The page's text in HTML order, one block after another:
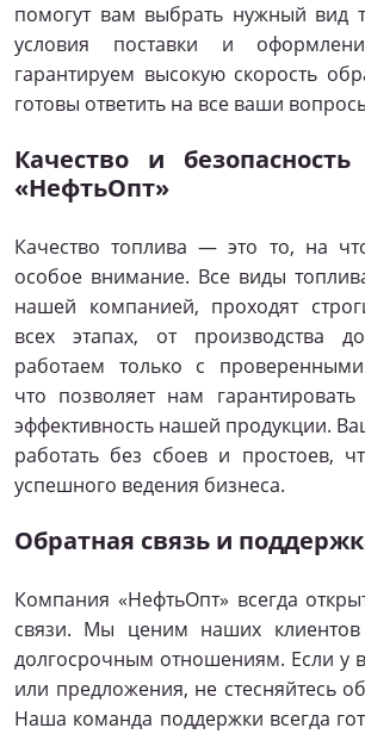
помогут вам выбрать нужный вид
условия поставки и
гарантируем высокую скорость
готовы ответить на все ваши
Качество и
«НефтьОпт»
Качество топлива — это то, на
особое внимание. Все виды
нашей компанией, проходят
всех этапах, от производства
работаем только с
что позволяет нам гарантировать
эффективность нашей продукции.
работать без сбоев и простоев,
успешного ведения бизнеса.
Обратная связь и
Компания «НефтьОпт» всегда
связи. Мы ценим наших
долгосрочным отношениям. Если у
или предложения, не стесняйтесь
Наша команда поддержки всегда